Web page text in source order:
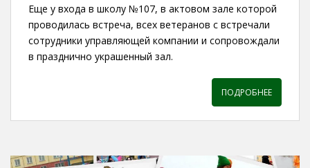
Еще у входа в школу №107, в актовом зале которой
проводилась встреча, всех ветеранов с встречали
сотрудники управляющей компании и сопровождали
в празднично украшенный зал.
ПОДРОБНЕЕ